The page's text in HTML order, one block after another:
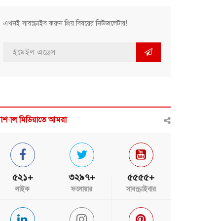
এখনই সাবস্ক্রাইব করুন প্রিয় বিষয়ের নিউজলেটার!
মিডিয়াতে আমরা
৫২১+
লাইক
৩২৯৭+
ফলোয়ার
৫৫৫৫+
সাবস্ক্রাইবার